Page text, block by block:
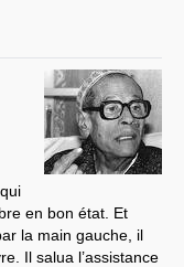
en bon état. Et
la main gauche, il
Il salua l’assistance